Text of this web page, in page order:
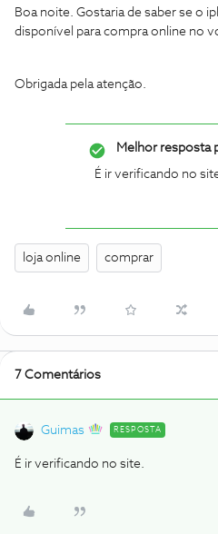
Boa noite. Gostaria de saber se o
disponível para compra online no
Obrigada pela atenção.
Melhor resposta
É ir verificando no
loja online comprar
7 Comentários
Guimas RESPOSTA
É ir verificando no site.